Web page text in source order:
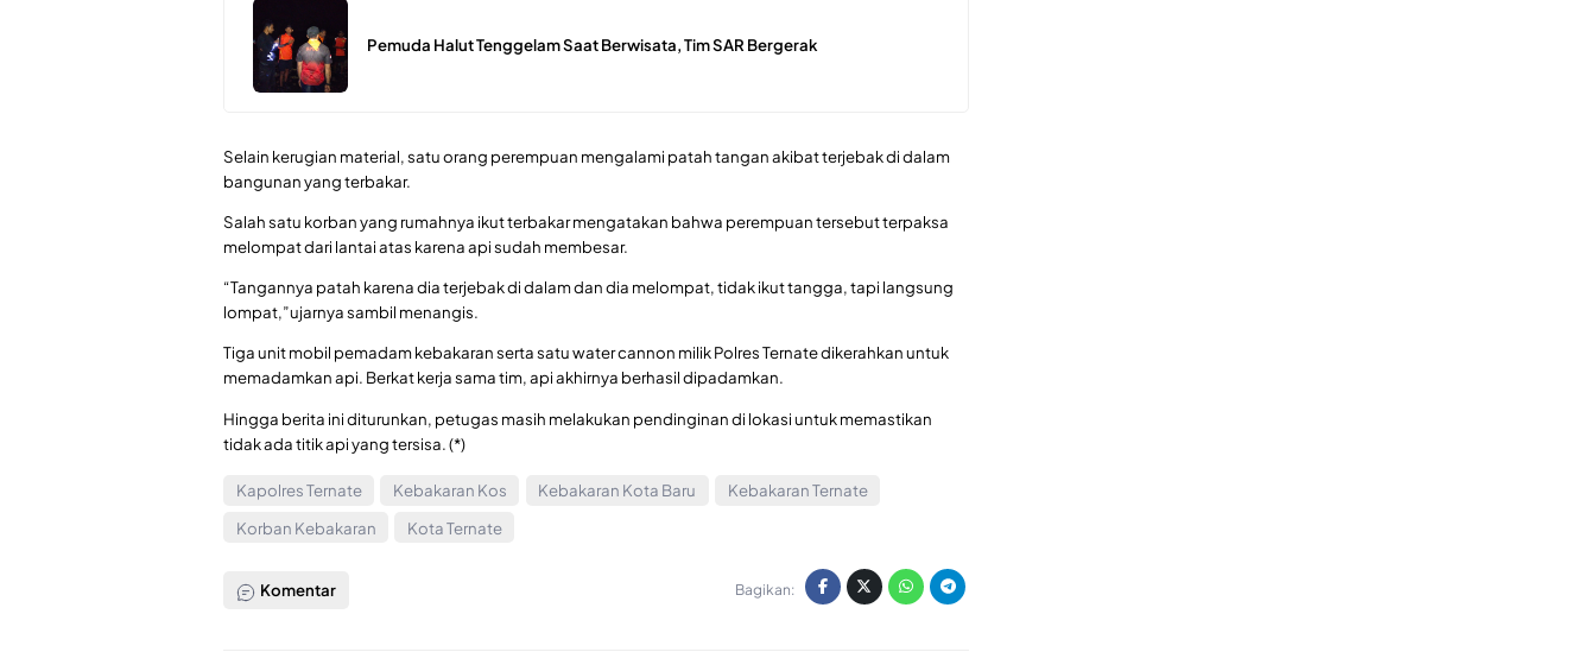
Pemuda Halut Tenggelam Saat Berwisata, Tim SAR Bergerak
Selain kerugian material, satu orang perempuan mengalami patah tangan akibat terjebak di dalam
bangunan yang terbakar.
Salah satu korban yang rumahnya ikut terbakar mengatakan bahwa perempuan tersebut terpaksa
melompat dari lantai atas karena api sudah membesar.
“Tangannya patah karena dia terjebak di dalam dan dia melompat, tidak ikut tangga, tapi langsung
lompat,”ujarnya sambil menangis.
Tiga unit mobil pemadam kebakaran serta satu water cannon milik Polres Ternate dikerahkan untuk
memadamkan api. Berkat kerja sama tim, api akhirnya berhasil dipadamkan.
Hingga berita ini diturunkan, petugas masih melakukan pendinginan di lokasi untuk memastikan
tidak ada titik api yang tersisa. (*)
Kapolres Ternate Kebakaran Kos Kebakaran Kota Baru
Kebakaran Ternate
Korban Kebakaran
Kota Ternate
Komentar Bagikan: